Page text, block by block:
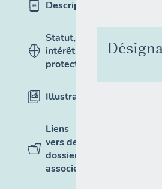
Description
Statut,
intérêt et
protection
Illustrations
Liens
vers des
dossiers
associés